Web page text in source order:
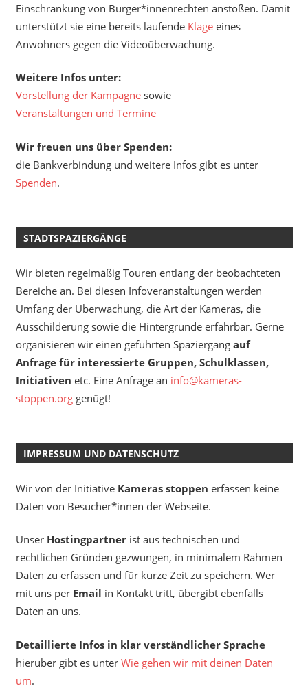
Einschränkung von Bürger*innenrechten anstoßen. Damit
unterstützt sie eine bereits laufende Klageeines
Anwohners gegen die Videoüberwachung.
Weitere Infos unter:
Vorstellung der Kampagne sowie
Veranstaltungen und Termine
Wir freuen uns über Spenden:
die Bankverbindung und weitere Infos gibt es unter
Spenden.
STADTSPAZIERGÄNGE
Wir bieten regelmäßig Touren entlang der beobachteten
Bereiche an. Bei diesen Infoveranstaltungen werden
Umfang der Überwachung, die Art der Kameras, die
Ausschilderung sowie die Hintergründe erfahrbar. Gerne
organisieren wir einen geführten Spaziergang auf
Anfrage für interessierte Gruppen, Schulklassen,
Initiativen etc. Eine Anfrage an info@kameras-
stoppen.orggenügt!
IMPRESSUM UND DATENSCHUTZ
Wir von der Initiative Kameras stoppen erfassen keine
Daten von Besucher*innen der Webseite.
Unser Hostingpartnerist aus technischen und
rechtlichen Gründen gezwungen, in minimalem Rahmen
Daten zu erfassen und für kurze Zeit zu speichern. Wer
mit uns per Email in Kontakt tritt, übergibt ebenfalls
Daten an uns.
Detaillierte Infos in klar verständlicher Sprache
hierüber gibt es unter Wie gehen wir mit deinen Daten
um.